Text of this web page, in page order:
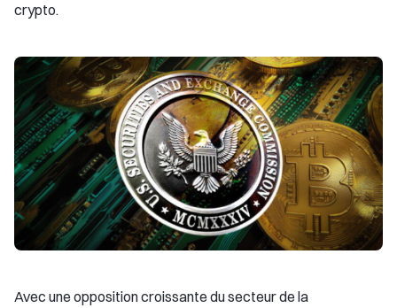
crypto.
Avec une opposition croissante du secteur de la